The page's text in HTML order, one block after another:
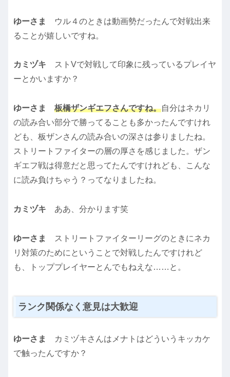
ゆーさま
ウル４のときは動画勢だったんで対戦出来
ることが嬉しいですね。
カミヅキ
ストVで対戦して印象に残っているプレイヤ
ーとかいますか？
ゆーさま 板橋ザンギエフさんですね。自分はネカリ
の読み合い部分で勝ってることも多かったんですけれ
ども、板ザンさんの読み合いの深さは参りましたね。
ストリートファイターの層の厚さを感じました。ザン
ギエフ戦は得意だと思ってたんですけれども、こんな
に読み負けちゃう？ってなりましたね。
カミヅキ ああ、分かります笑
ゆーさま
ストリートファイターリーグのときにネカ
リ対策のためにということで対戦したんですけれど
も、トッププレイヤーとんでもねえな……と。
ランク関係なく意見は大歓迎
ゆーさま
カミヅキさんはメナトはどういうキッカケ
で触ったんですか？